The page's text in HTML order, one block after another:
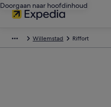
Doorgaan naar hoofdinhoud
Willemstad Riffort